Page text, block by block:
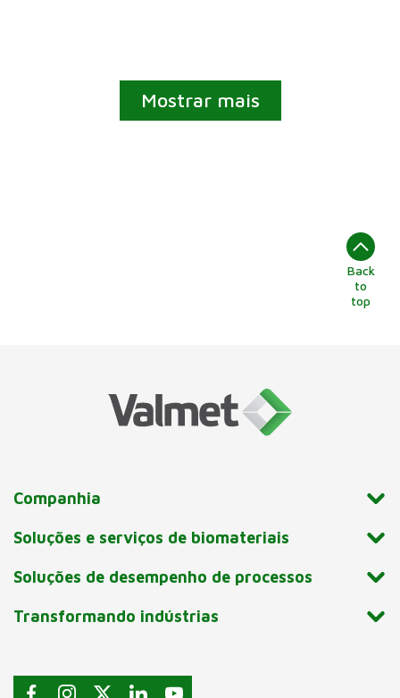
Mostrar mais
Back
to
top
Companhia
Soluções e serviços de biomateriais
Soluções de desempenho de processos
Transformando indústrias